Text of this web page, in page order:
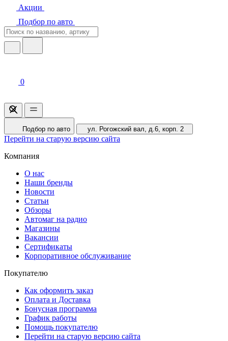
Акции
Подбор по авто
0
Подбор по авто ул. Рогожский вал, д.6, корп. 2
Перейти на старую версию сайта
Компания
О нас
Наши бренды
Новости
Статьи
Обзоры
Автомаг на радио
Магазины
Вакансии
Сертификаты
Корпоративное обслуживание
Покупателю
Как оформить заказ
Оплата и Доставка
Бонусная программа
График работы
Помощь покупателю
Перейти на старую версию сайта